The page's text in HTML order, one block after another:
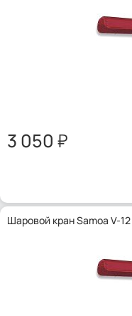
3 050
Шаровой кран Samoa V-12